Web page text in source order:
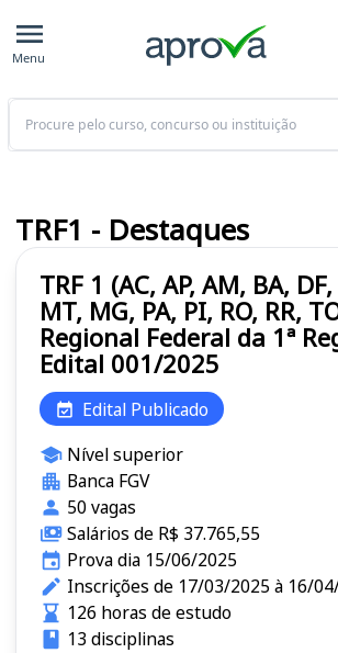
Menu
Buscar
TRF 1 (AC, AP, AM, BA,
MT, MG, PA, PI, RO, RR,
Regional Federal da 1ª
Edital 001/2025
Edital Publicado
Nível superior
Banca FGV
50 vagas
Salários de R$ 37.765,55
Prova dia 15/06/2025
Inscrições de 17/03/2025 à 16/
126 horas de estudo
13 disciplinas
TRF1 - Destaques